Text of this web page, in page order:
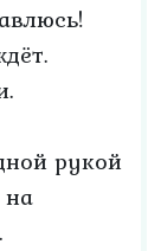
рукой
на